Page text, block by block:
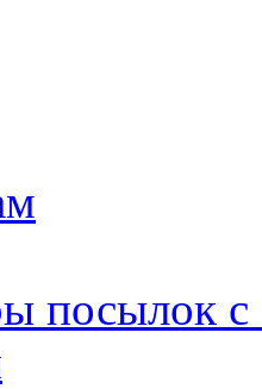
посылок с